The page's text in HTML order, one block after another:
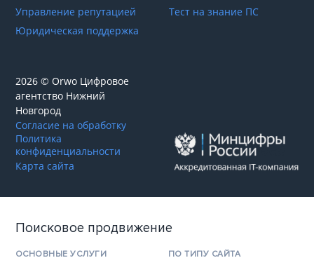
Управление репутацией
Юридическая поддержка
Тест на знание ПС
2026 © Orwo Цифровое
агентство Нижний
Новгород
Согласие на обработку
Политика
конфиденциальности
Карта сайта
Поисковое продвижение
ОСНОВНЫЕ УСЛУГИ ПО ТИПУ САЙТА